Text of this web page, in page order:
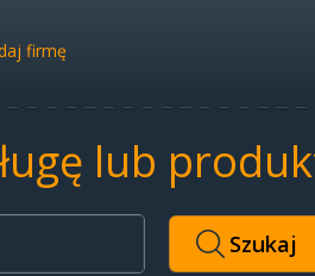
firmę
lub